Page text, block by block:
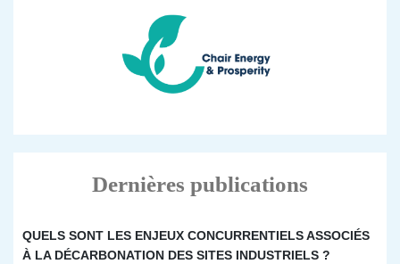
Dernières publications
QUELS SONT LES ENJEUX CONCURRENTIELS ASSOCIÉS
À LA DÉCARBONATION DES SITES INDUSTRIELS ?